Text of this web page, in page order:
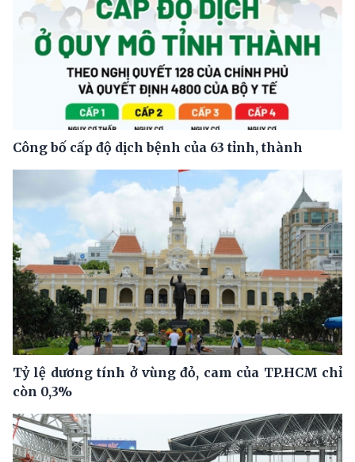
Công bố cấp độ dịch bệnh của 63 tỉnh, thành
Tỷ lệ dương tính ở vùng đỏ, cam của TP.HCM chỉ
còn 0,3%